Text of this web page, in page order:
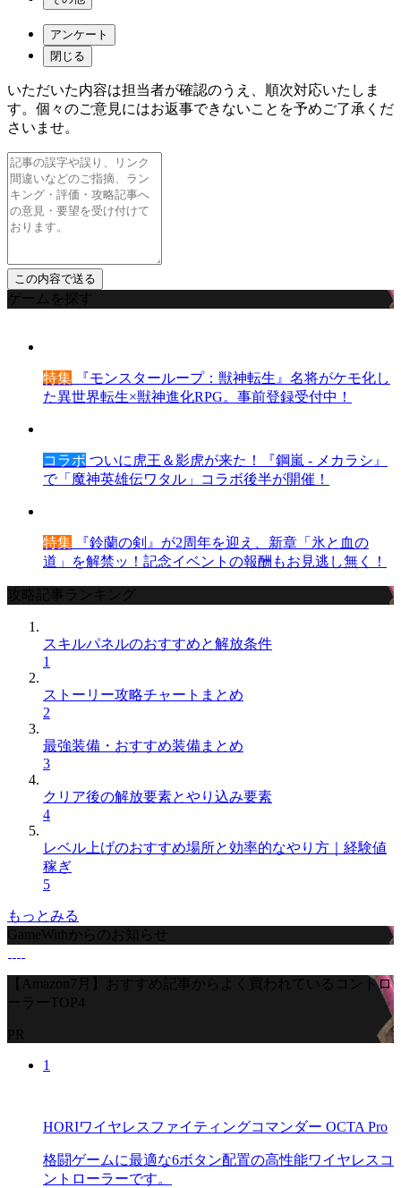
アンケート
閉じる
いただいた内容は担当者が確認のうえ、順次対応いたしま
す。個々のご意見にはお返事できないことを予めご了承くだ
さいませ。
ゲームを探す
特集 『モンスターループ：獣神転生』名将がケモ化し
た異世界転生×獣神進化RPG。事前登録受付中！
コラボ ついに虎王＆影虎が来た！『鋼嵐 - メカラシ』
で「魔神英雄伝ワタル」コラボ後半が開催！
特集 『鈴蘭の剣』が2周年を迎え、新章「氷と血の
道」を解禁ッ！記念イベントの報酬もお見逃し無く！
攻略記事ランキング
スキルパネルのおすすめと解放条件
1
ストーリー攻略チャートまとめ
2
最強装備・おすすめ装備まとめ
3
クリア後の解放要素とやり込み要素
4
レベル上げのおすすめ場所と効率的なやり方｜経験値
稼ぎ
5
もっとみる
GameWithからのお知らせ
【Amazon7月】おすすめ記事からよく買われているコントロ
ーラーTOP4
PR
1
HORIワイヤレスファイティングコマンダー OCTA Pro
格闘ゲームに最適な6ボタン配置の高性能ワイヤレスコ
ントローラーです。